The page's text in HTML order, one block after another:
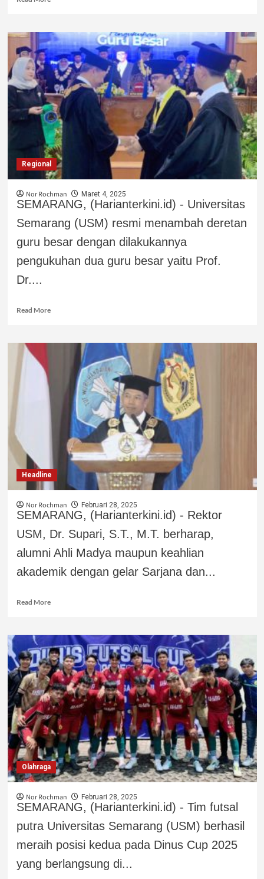
Regional
Nor Rochman Maret 4, 2025
SEMARANG, (Harianterkini.id) - Universitas
Semarang (USM) resmi menambah deretan
guru besar dengan dilakukannya
pengukuhan dua guru besar yaitu Prof.
Dr....
Read More
Headline
Nor Rochman Februari 28, 2025
SEMARANG, (Harianterkini.id) - Rektor
USM, Dr. Supari, S.T., M.T. berharap,
alumni Ahli Madya maupun keahlian
akademik dengan gelar Sarjana dan...
Read More
Olahraga
Nor Rochman Februari 28, 2025
SEMARANG, (Harianterkini.id) - Tim futsal
putra Universitas Semarang (USM) berhasil
meraih posisi kedua pada Dinus Cup 2025
yang berlangsung di...